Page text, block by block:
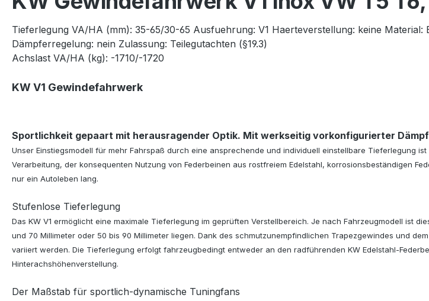
Tieferlegung VA/HA (mm): 35-65/30-65 Ausfuehrung: V1 Haerteverstellung: keine Material:
Dämpferregelung: nein Zulassung: Teilegutachten (§19.3)
Achslast VA/HA (kg): -1710/-1720
KW V1 Gewindefahrwerk
Sportlichkeit gepaart mit herausragender Optik. Mit werkseitig vorkonfigurierter
Unser Einstiegsmodell für mehr Fahrspaß durch eine ansprechende und individuell einstellbare Tieferlegung
Verarbeitung, der konsequenten Nutzung von Federbeinen aus rostfreiem Edelstahl, korrosionsbeständigen
nur ein Autoleben lang.
Stufenlose Tieferlegung
Das KW V1 ermöglicht eine maximale Tieferlegung im geprüften Verstellbereich. Je nach Fahrzeugmodell ist
und 70 Millimeter oder 50 bis 90 Millimeter liegen. Dank des schmutzunempfindlichen Trapezgewindes und
variiert werden. Die Tieferlegung erfolgt fahrzeugbedingt entweder an den radführenden KW Edelstahl-
Hinterachshöhenverstellung.
Der Maßstab für sportlich-dynamische Tuningfans